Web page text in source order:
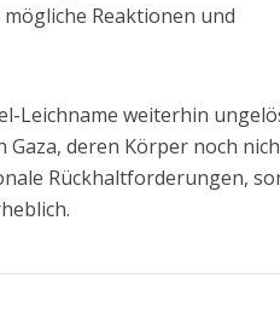
Reaktionen und
Leichname weiterhin
deren Körper noch
Rückhaltforderungen,